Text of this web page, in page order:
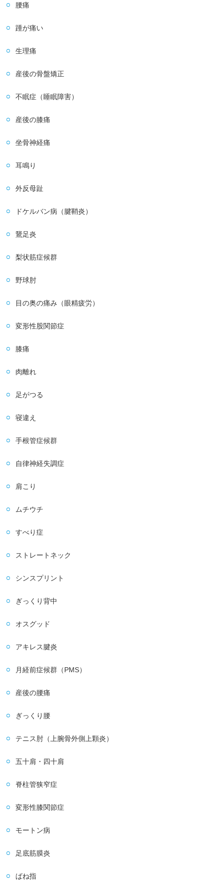
腰痛
踵が痛い
生理痛
産後の骨盤矯正
不眠症（睡眠障害）
産後の膝痛
坐骨神経痛
耳鳴り
外反母趾
ドケルバン病（腱鞘炎）
鵞足炎
梨状筋症候群
野球肘
目の奥の痛み（眼精疲労）
変形性股関節症
膝痛
肉離れ
足がつる
寝違え
手根管症候群
自律神経失調症
肩こり
ムチウチ
すべり症
ストレートネック
シンスプリント
ぎっくり背中
オスグッド
アキレス腱炎
月経前症候群（PMS）
産後の腰痛
ぎっくり腰
テニス肘（上腕骨外側上顆炎）
五十肩・四十肩
脊柱管狭窄症
変形性膝関節症
モートン病
足底筋膜炎
ばね指